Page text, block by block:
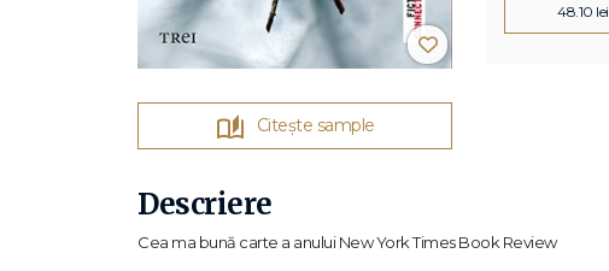
Citește sample
48.10 lei
Descriere
Cea ma bună carte a anului New York Times Book Review